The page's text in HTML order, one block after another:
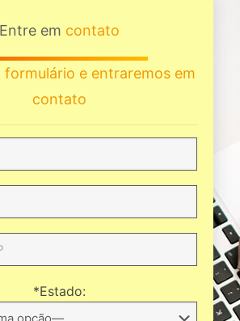
Entre em contato
formulário e entraremos em
contato
*Estado: